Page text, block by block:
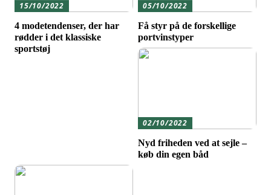
15/10/2022
4 modetendenser, der har
rødder i det klassiske
sportstøj
05/10/2022
Få styr på de forskellige
portvinstyper
02/10/2022
Nyd friheden ved at sejle –
køb din egen båd